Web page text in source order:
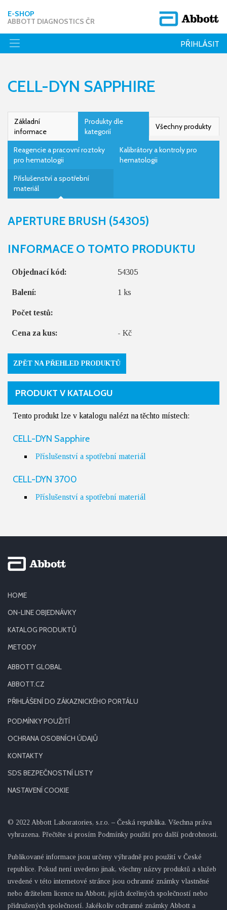
E-SHOP
ABBOTT DIAGNOSTICS ČR
PŘIHLÁSIT
CELL-DYN SAPPHIRE
Základní
informace
Produkty dle
kategorií
Všechny produkty
Reagencie a pracovní roztoky
pro hematologii
Kalibrátory a kontroly pro
hematologii
Příslušenství a spotřební
materiál
APERTURE BRUSH (54305)
INFORMACE O TOMTO PRODUKTU
Objednací kód: 54305
Balení: 1 ks
Počet testů:
Cena za kus: - Kč
ZPĚT NA PŘEHLED PRODUKTŮ
PRODUKT V KATALOGU
Tento produkt lze v katalogu nalézt na těchto místech:
CELL-DYN Sapphire
Příslušenství a spotřební materiál
CELL-DYN 3700
Příslušenství a spotřební materiál
HOME
ON-LINE OBJEDNÁVKY
KATALOG PRODUKTŮ
METODY
ABBOTT GLOBAL
ABBOTT.CZ
PŘIHLÁŠENÍ DO ZÁKAZNICKÉHO PORTÁLU
PODMÍNKY POUŽITÍ
OCHRANA OSOBNÍCH ÚDAJŮ
KONTAKTY
SDS BEZPEČNOSTNÍ LISTY
NASTAVENÍ COOKIE
© 2022 Abbott Laboratories, s.r.o. – Česká republika. Všechna práva
vyhrazena. Přečtěte si prosím Podmínky použití pro další podrobnosti.
Publikované informace jsou určeny výhradně pro použití v České
republice. Pokud není uvedeno jinak, všechny názvy produktů a služeb
uvedené v této internetové stránce jsou ochranné známky vlastněné
nebo držitelem licence na Abbott, jejích dceřiných společností nebo
přidružených společností. Jakékoliv ochranné známky Abbott a